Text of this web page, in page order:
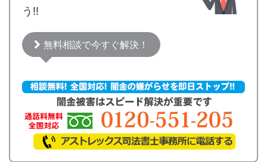
う!!
無料相談で今すぐ解決！